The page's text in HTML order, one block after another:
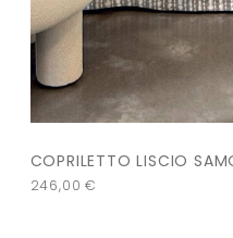
COPRILETTO LISCIO
246,00€